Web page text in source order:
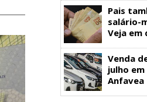
Pais
salário-
Veja em
Venda
julho
Anfavea